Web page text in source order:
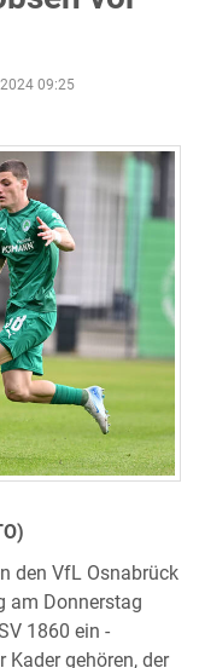
09:25
den VfL Osnabrück
am Donnerstag
1860 ein -
gehören, der